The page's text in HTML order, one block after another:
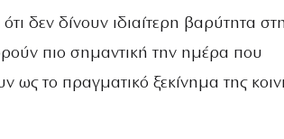
δεν δίνουν ιδιαίτερη βαρύτητα
πιο σημαντική την ημέρα που
ως το πραγματικό ξεκίνημα της